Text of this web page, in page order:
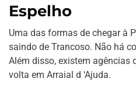
Espelho
Uma das formas de chegar à
saindo de Trancoso. Não há
Além disso, existem agências
volta em Arraial d ‘Ajuda.